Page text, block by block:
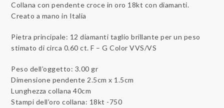
Collana con pendente croce in oro 18kt con diamanti.
Creato a mano in Italia
Pietra principale: 12 diamanti taglio brillante per un peso
stimato di circa 0.60 ct. F – G Color VVS/VS
Peso dell’oggetto: 3.00 gr
Dimensione pendente 2.5cm x 1.5cm
Lunghezza collana 40cm
Stampi dell’oro collana: 18kt -750